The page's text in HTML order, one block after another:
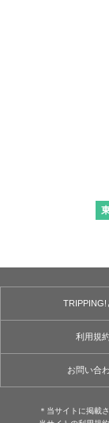
TRIPPING!
利用規
お問い合
＊当サイトに掲載